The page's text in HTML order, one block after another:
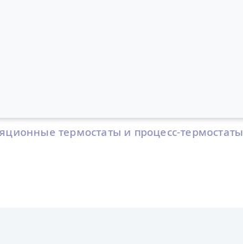
термостаты и процесс-термостаты